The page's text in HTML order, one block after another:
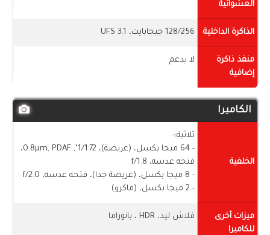
العشوائية
الذاكرة الداخلية 128/256 جيجابايت، UFS 3.1
منفذ ذاكرة
إضافية
لا يدعم
الكاميرا
الخلفية
ثلاثية:-
- 64 ميجا بكسل، (عريضة)، 1/1.72", 0.8µm, PDAF،
فتحه عدسه، f/1.8
- 8 ميجا بكسل، (عريضة جدا)، فتحه عدسه، f/2.0
- 2 ميجا بكسل، (ماكرو)
ميزات أخرى
للكاميرا
فلاش ليد، HDR ، بانوراما